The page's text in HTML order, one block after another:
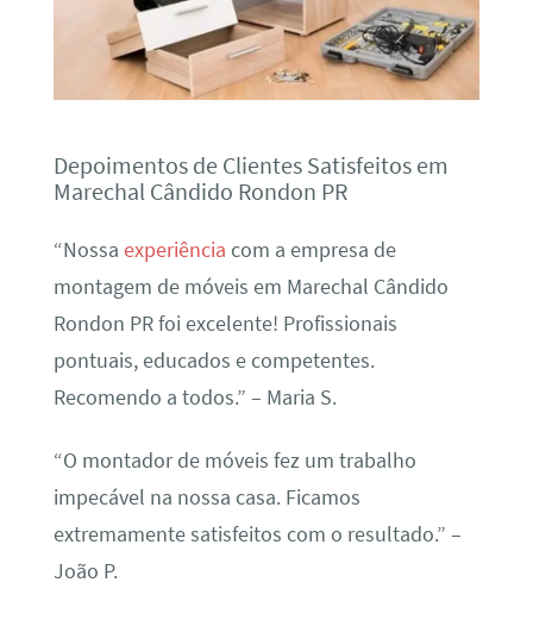
Depoimentos de Clientes Satisfeitos em
Marechal Cândido Rondon PR
“Nossa experiência com a empresa de
montagem de móveis em Marechal Cândido
Rondon PR foi excelente! Profissionais
pontuais, educados e competentes.
Recomendo a todos.” – Maria S.
“O montador de móveis fez um trabalho
impecável na nossa casa. Ficamos
extremamente satisfeitos com o resultado.” –
João P.